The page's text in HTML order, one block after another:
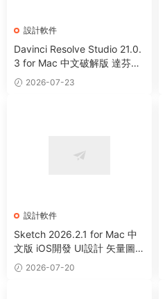
設計軟件
Davinci Resolve Studio 21.0.
3 for Mac 中文破解版 達芬奇
電影編輯調色軟件
2026-07-23
設計軟件
Sketch 2026.2.1 for Mac 中
文版 iOS開發 UI設計 矢量圖形
繪制軟件
2026-07-20